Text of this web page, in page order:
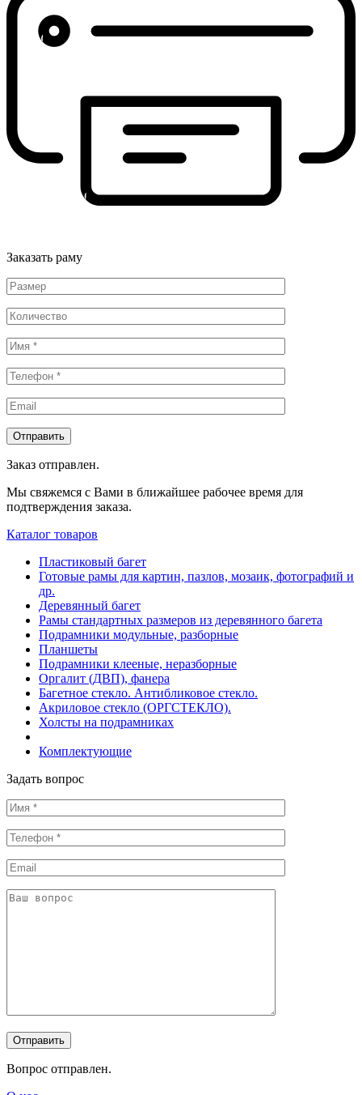
Заказать раму
Заказ отправлен.
Мы свяжемся с Вами в ближайшее рабочее время для
подтверждения заказа.
Каталог товаров
Пластиковый багет
Готовые рамы для картин, пазлов, мозаик, фотографий и
др.
Деревянный багет
Рамы стандартных размеров из деревянного багета
Подрамники модульные, разборные
Планшеты
Подрамники клееные, неразборные
Оргалит (ДВП), фанера
Багетное стекло. Антибликовое стекло.
Акриловое стекло (ОРГСТЕКЛО).
Холсты на подрамниках
Комплектующие
Задать вопрос
Вопрос отправлен.